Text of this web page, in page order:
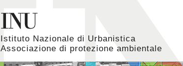
Istituto Nazionale di Urbanistica
Associazione di protezione ambientale